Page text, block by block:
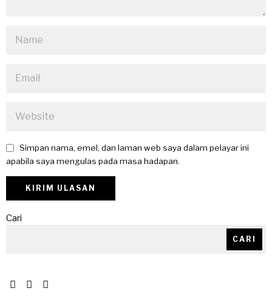
Simpan nama, emel, dan laman web saya dalam pelayar ini
apabila saya mengulas pada masa hadapan.
Cari
CARI